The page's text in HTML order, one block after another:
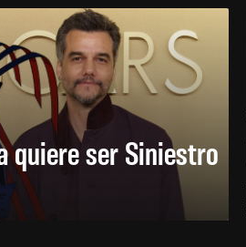
quiere ser Siniestro